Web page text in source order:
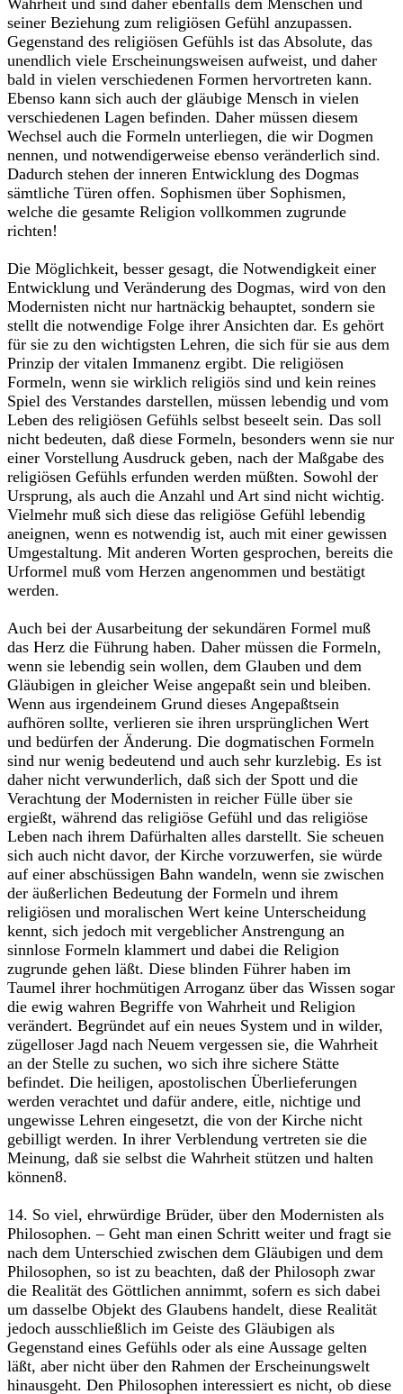
Wahrheit und sind daher ebenfalls dem Menschen und
seiner Beziehung zum religiösen Gefühl anzupassen.
Gegenstand des religiösen Gefühls ist das Absolute, das
unendlich viele Erscheinungsweisen aufweist, und daher
bald in vielen verschiedenen Formen hervortreten kann.
Ebenso kann sich auch der gläubige Mensch in vielen
verschiedenen Lagen befinden. Daher müssen diesem
Wechsel auch die Formeln unterliegen, die wir Dogmen
nennen, und notwendigerweise ebenso veränderlich sind.
Dadurch stehen der inneren Entwicklung des Dogmas
sämtliche Türen offen. Sophismen über Sophismen,
welche die gesamte Religion vollkommen zugrunde
richten!
Die Möglichkeit, besser gesagt, die Notwendigkeit einer
Entwicklung und Veränderung des Dogmas, wird von den
Modernisten nicht nur hartnäckig behauptet, sondern sie
stellt die notwendige Folge ihrer Ansichten dar. Es gehört
für sie zu den wichtigsten Lehren, die sich für sie aus dem
Prinzip der vitalen Immanenz ergibt. Die religiösen
Formeln, wenn sie wirklich religiös sind und kein reines
Spiel des Verstandes darstellen, müssen lebendig und vom
Leben des religiösen Gefühls selbst beseelt sein. Das soll
nicht bedeuten, daß diese Formeln, besonders wenn sie nur
einer Vorstellung Ausdruck geben, nach der Maßgabe des
religiösen Gefühls erfunden werden müßten. Sowohl der
Ursprung, als auch die Anzahl und Art sind nicht wichtig.
Vielmehr muß sich diese das religiöse Gefühl lebendig
aneignen, wenn es notwendig ist, auch mit einer gewissen
Umgestaltung. Mit anderen Worten gesprochen, bereits die
Urformel muß vom Herzen angenommen und bestätigt
werden.
Auch bei der Ausarbeitung der sekundären Formel muß
das Herz die Führung haben. Daher müssen die Formeln,
wenn sie lebendig sein wollen, dem Glauben und dem
Gläubigen in gleicher Weise angepaßt sein und bleiben.
Wenn aus irgendeinem Grund dieses Angepaßtsein
aufhören sollte, verlieren sie ihren ursprünglichen Wert
und bedürfen der Änderung. Die dogmatischen Formeln
sind nur wenig bedeutend und auch sehr kurzlebig. Es ist
daher nicht verwunderlich, daß sich der Spott und die
Verachtung der Modernisten in reicher Fülle über sie
ergießt, während das religiöse Gefühl und das religiöse
Leben nach ihrem Dafürhalten alles darstellt. Sie scheuen
sich auch nicht davor, der Kirche vorzuwerfen, sie würde
auf einer abschüssigen Bahn wandeln, wenn sie zwischen
der äußerlichen Bedeutung der Formeln und ihrem
religiösen und moralischen Wert keine Unterscheidung
kennt, sich jedoch mit vergeblicher Anstrengung an
sinnlose Formeln klammert und dabei die Religion
zugrunde gehen läßt. Diese blinden Führer haben im
Taumel ihrer hochmütigen Arroganz über das Wissen sogar
die ewig wahren Begriffe von Wahrheit und Religion
verändert. Begründet auf ein neues System und in wilder,
zügelloser Jagd nach Neuem vergessen sie, die Wahrheit
an der Stelle zu suchen, wo sich ihre sichere Stätte
befindet. Die heiligen, apostolischen Überlieferungen
werden verachtet und dafür andere, eitle, nichtige und
ungewisse Lehren eingesetzt, die von der Kirche nicht
gebilligt werden. In ihrer Verblendung vertreten sie die
Meinung, daß sie selbst die Wahrheit stützen und halten
können8.
14. So viel, ehrwürdige Brüder, über den Modernisten als
Philosophen. – Geht man einen Schritt weiter und fragt sie
nach dem Unterschied zwischen dem Gläubigen und dem
Philosophen, so ist zu beachten, daß der Philosoph zwar
die Realität des Göttlichen annimmt, sofern es sich dabei
um dasselbe Objekt des Glaubens handelt, diese Realität
jedoch ausschließlich im Geiste des Gläubigen als
Gegenstand eines Gefühls oder als eine Aussage gelten
läßt, aber nicht über den Rahmen der Erscheinungswelt
hinausgeht. Den Philosophen interessiert es nicht, ob diese